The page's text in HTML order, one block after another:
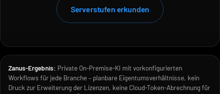
Serverstufen erkunden
Zanus-Ergebnis: Private On-Premise-KI mit vorkonfigurierten
Workflows für jede Branche – planbare Eigentumsverhältnisse, kein
Druck zur Erweiterung der Lizenzen, keine Cloud-Token-Abrechnung für